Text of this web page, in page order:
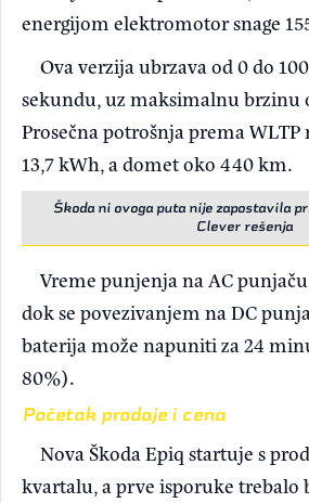
energijom elektromotor snage
Ova verzija ubrzava od 0 do
sekundu, uz maksimalnu brzinu
Prosečna potrošnja prema
13,7 kWh, a domet oko 440 km.
Škoda ni ovoga puta nije zapostavila
Clever rešenja
Vreme punjenja na AC
dok se povezivanjem na DC
baterija može napuniti za 24
80%).
Početak prodaje i cena
Nova Škoda Epiq startuje s
kvartalu, a prve isporuke trebalo